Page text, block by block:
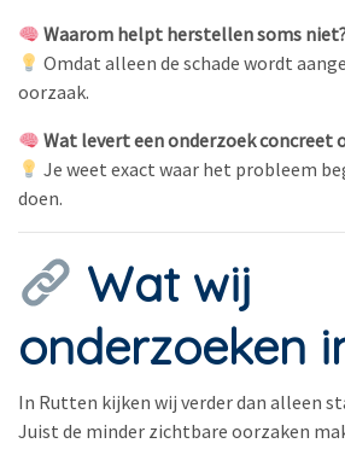
Waarom helpt herstellen soms
Omdat alleen de schade wordt
oorzaak.
Wat levert een onderzoek concreet
Je weet exact waar het probleem
doen.
Wat wij
onderzoeken
In Rutten kijken wij verder dan alleen
Juist de minder zichtbare oorzaken